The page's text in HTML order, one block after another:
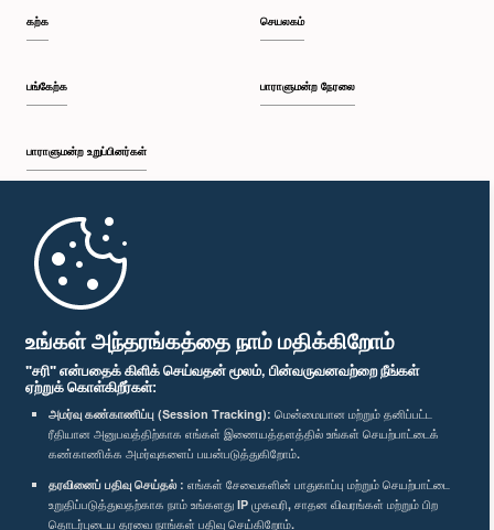
உங்கள் அந்தரங்கத்தை நாம் மதிக்கிறோம்
"சரி" என்பதைக் கிளிக் செய்வதன் மூலம், பின்வருவனவற்றை நீங்கள்
ஏற்றுக் கொள்கிறீர்கள்:
அமர்வு கண்காணிப்பு (Session Tracking): மென்மையான மற்றும் தனிப்பட்ட
ரீதியான அனுபவத்திற்காக எங்கள் இணையத்தளத்தில் உங்கள் செயற்பாட்டைக்
கண்காணிக்க அமர்வுகளைப் பயன்படுத்துகிறோம்.
தரவினைப் பதிவு செய்தல் : எங்கள் சேவைகளின் பாதுகாப்பு மற்றும் செயற்பாட்டை
உறுதிப்படுத்துவதற்காக நாம் உங்களது IP முகவரி, சாதன விவரங்கள் மற்றும் பிற
தொடர்புடைய தரவை நாங்கள் பதிவு செய்கிறோம்.
கற்க
பங்கேற்க
பாராளுமன்ற உறுப்பினர்கள்
முதற்பக்கம்
செயலகம்
பாராளுமன்ற நேரலை
பாராளுமன்ற கையடக்க செயலி
எம்மை பின்தொடர்க :
விருதுகள்